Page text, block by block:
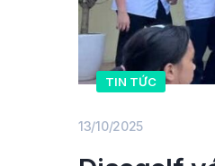
TIN TỨC
13/10/2025